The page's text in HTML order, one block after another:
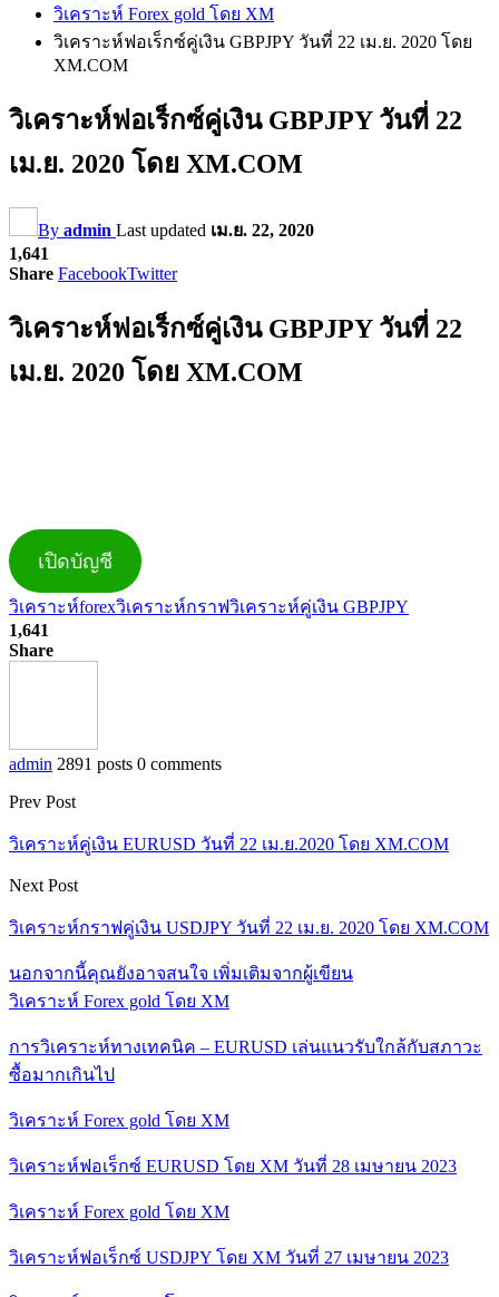
วิเคราะห์ Forex gold โดย XM
วิเคราะห์ฟอเร็กซ์คู่เงิน GBPJPY วันที่ 22 เม.ย. 2020 โดย
XM.COM
วิเคราะห์ฟอเร็กซ์คู่เงิน GBPJPY วันที่ 22
เม.ย. 2020 โดย XM.COM
By admin Last updated เม.ย. 22, 2020
1,641
Share FacebookTwitter
วิเคราะห์ฟอเร็กซ์คู่เงิน GBPJPY วันที่ 22
เม.ย. 2020 โดย XM.COM
เปิดบัญชี
วิเคราะห์forexวิเคราะห์กราฟวิเคราะห์คู่เงิน GBPJPY
1,641
Share
admin 2891 posts 0 comments
Prev Post
วิเคราะห์คู่เงิน EURUSD วันที่ 22 เม.ย.2020 โดย XM.COM
Next Post
วิเคราะห์กราฟคู่เงิน USDJPY วันที่ 22 เม.ย. 2020 โดย XM.COM
นอกจากนี้คุณยังอาจสนใจ เพิ่มเติมจากผู้เขียน
วิเคราะห์ Forex gold โดย XM
การวิเคราะห์ทางเทคนิค – EURUSD เล่นแนวรับใกล้กับสภาวะ
ซื้อมากเกินไป
วิเคราะห์ Forex gold โดย XM
วิเคราะห์ฟอเร็กซ์ EURUSD โดย XM วันที่ 28 เมษายน 2023
วิเคราะห์ Forex gold โดย XM
วิเคราะห์ฟอเร็กซ์ USDJPY โดย XM วันที่ 27 เมษายน 2023